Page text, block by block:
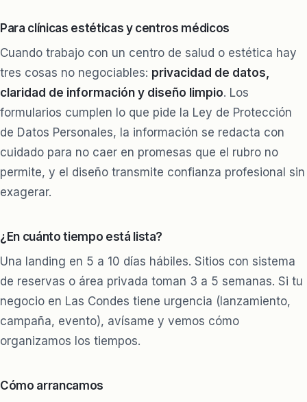
Para clínicas estéticas y centros médicos
Cuando trabajo con un centro de salud o estética hay
tres cosas no negociables: privacidad de datos,
claridad de información y diseño limpio. Los
formularios cumplen lo que pide la Ley de Protección
de Datos Personales, la información se redacta con
cuidado para no caer en promesas que el rubro no
permite, y el diseño transmite confianza profesional sin
exagerar.
¿En cuánto tiempo está lista?
Una landing en 5 a 10 días hábiles. Sitios con sistema
de reservas o área privada toman 3 a 5 semanas. Si tu
negocio en Las Condes tiene urgencia (lanzamiento,
campaña, evento), avísame y vemos cómo
organizamos los tiempos.
Cómo arrancamos